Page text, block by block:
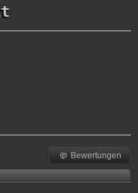
Bewertungen